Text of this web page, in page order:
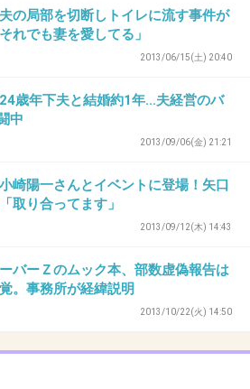
とがゲスすぎる。
ィだな。
夫の局部を切断しトイレに流す事件が
れでも妻を愛してる」
2013/06/15(土) 20:40
歳年下夫と結婚約1年…夫経営のバ
中
2013/09/06(金) 21:21
崎陽一さんとイベントに登場！矢口
取り合ってます」
2013/09/12(木) 14:43
バーＺのムック本、部数虚偽報告は
。事務所が経緯説明
2013/10/22(火) 14:50